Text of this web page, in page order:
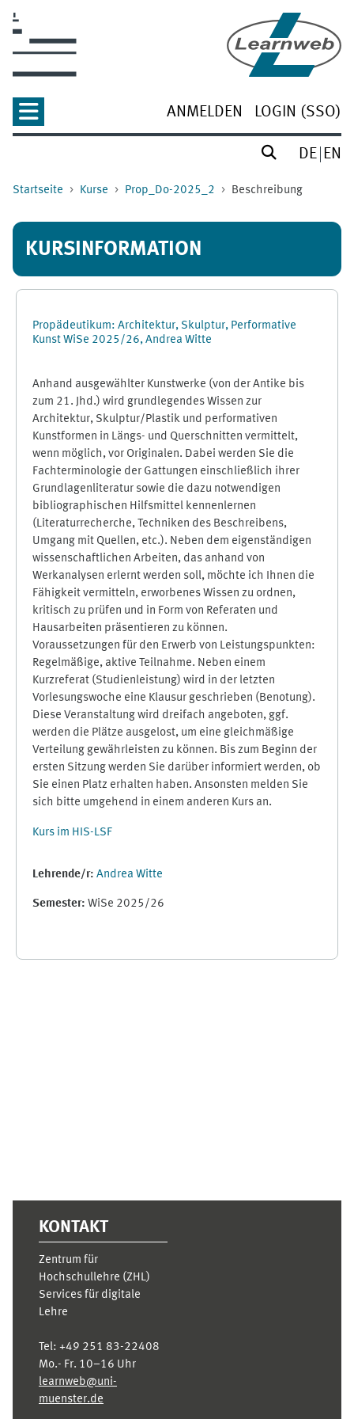
ANMELDEN LOGIN (SSO)
DE EN
Startseite Kurse Prop_Do-2025_2 Beschreibung
KURSINFORMATION
Propädeutikum: Architektur, Skulptur, Performative
Kunst WiSe 2025/26, Andrea Witte
Anhand ausgewählter Kunstwerke (von der Antike bis
zum 21. Jhd.) wird grundlegendes Wissen zur
Architektur, Skulptur/Plastik und performativen
Kunstformen in Längs- und Querschnitten vermittelt,
wenn möglich, vor Originalen. Dabei werden Sie die
Fachterminologie der Gattungen einschließlich ihrer
Grundlagenliteratur sowie die dazu notwendigen
bibliographischen Hilfsmittel kennenlernen
(Literaturrecherche, Techniken des Beschreibens,
Umgang mit Quellen, etc.). Neben dem eigenständigen
wissenschaftlichen Arbeiten, das anhand von
Werkanalysen erlernt werden soll, möchte ich Ihnen die
Fähigkeit vermitteln, erworbenes Wissen zu ordnen,
kritisch zu prüfen und in Form von Referaten und
Hausarbeiten präsentieren zu können.
Voraussetzungen für den Erwerb von Leistungspunkten:
Regelmäßige, aktive Teilnahme. Neben einem
Kurzreferat (Studienleistung) wird in der letzten
Vorlesungswoche eine Klausur geschrieben (Benotung).
Diese Veranstaltung wird dreifach angeboten, ggf.
werden die Plätze ausgelost, um eine gleichmäßige
Verteilung gewährleisten zu können. Bis zum Beginn der
ersten Sitzung werden Sie darüber informiert werden, ob
Sie einen Platz erhalten haben. Ansonsten melden Sie
sich bitte umgehend in einem anderen Kurs an.
Kurs im HIS-LSF
Lehrende/r: Andrea Witte
Semester: WiSe 2025/26
KONTAKT
Zentrum für
Hochschullehre (ZHL)
Services für digitale
Lehre
Tel: +49 251 83-22408
Mo.- Fr. 10–16 Uhr
learnweb@uni-
muenster.de